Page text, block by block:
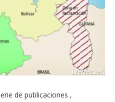
de publicaciones ,